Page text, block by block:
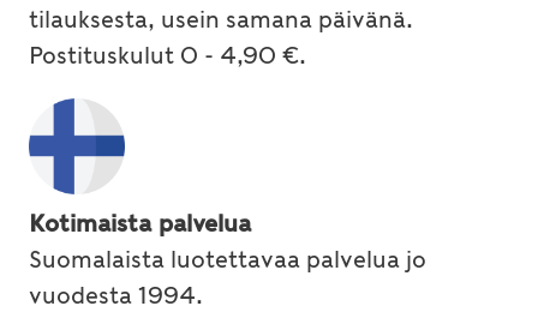
tilauksesta, usein samana päivänä.
Postituskulut 0 - 4,90 €.
Kotimaista palvelua
Suomalaista luotettavaa palvelua jo
vuodesta 1994.